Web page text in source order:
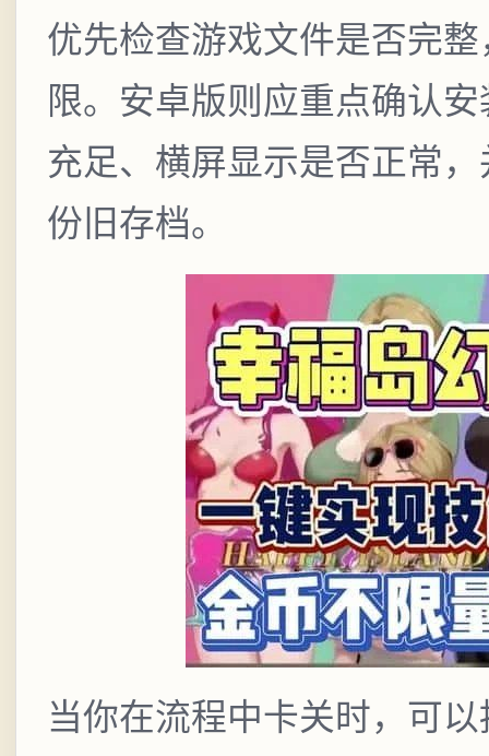
优先检查游戏文件是否完
限。安卓版则应重点确认
充足、横屏显示是否正常
份旧存档。
当你在流程中卡关时，可